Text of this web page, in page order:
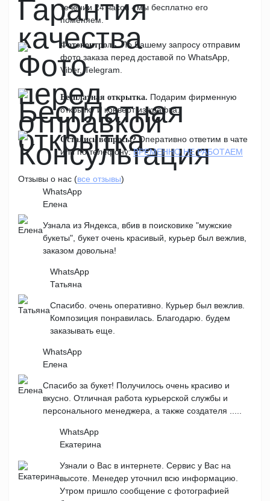
течении 24 часов - мы бесплатно его
поменяем.
Фотоконтроль.По Вашему запросу отправим
фото заказа перед доставой по WhatsApp,
Viber, Telegram.
Бесплатная открытка. Подарим фирменную
открытку и конверт из крафта.
Остались вопросы?Оперативно ответим в чате
или по телефону:ВРЕМЕННО НЕ РАБОТАЕМ
Отзывы о нас (все отзывы)
WhatsApp
Елена
Узнала из Яндекса, вбив в поисковике "мужские
букеты", букет очень красивый, курьер был вежлив,
заказом довольна!
WhatsApp
Татьяна
Спасибо. очень оперативно. Курьер был вежлив.
Композиция понравилась. Благодарю. будем
заказывать еще.
WhatsApp
Елена
Спасибо за букет! Получилось очень красиво и
вкусно. Отличная работа курьерской службы и
персонального менеджера, а также создателя .....
WhatsApp
Екатерина
Узнали о Вас в интернете. Сервис у Вас на
высоте. Менедер уточнил всю информацию.
Утром пришло сообщение с фотографией